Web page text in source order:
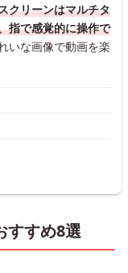
クリーンはマルチタ
指で感覚的に操作で
いな画像で動画を楽
すすめ8選